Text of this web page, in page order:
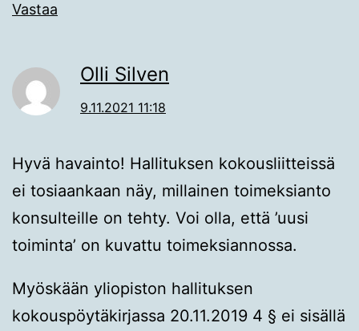
Vastaa
Olli Silven
9.11.2021 11:18
Hyvä havainto! Hallituksen kokousliitteissä
ei tosiaankaan näy, millainen toimeksianto
konsulteille on tehty. Voi olla, että ’uusi
toiminta’ on kuvattu toimeksiannossa.
Myöskään yliopiston hallituksen
kokouspöytäkirjassa 20.11.2019 4 § ei sisällä